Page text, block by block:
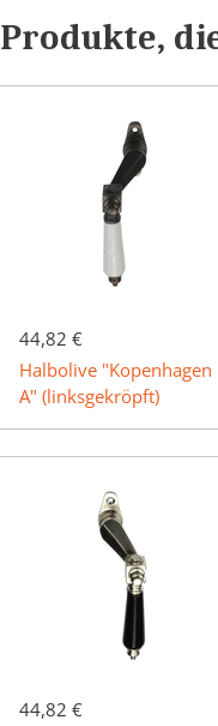
Produkte,
44,82 €
Halbolive "Kopenhagen
A" (linksgekröpft)
44,82 €